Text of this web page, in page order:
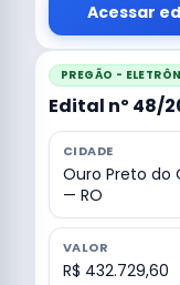
Acessar
PREGÃO -
Edital nº 48/
CIDADE
Ouro Preto do
— RO
VALOR
R$ 432.729,60